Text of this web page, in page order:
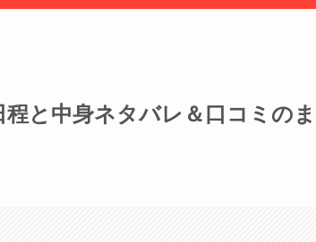
程と中身ネタバレ＆口コミのま